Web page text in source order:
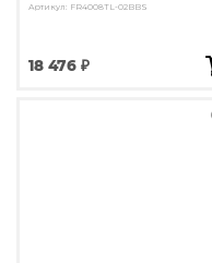
Артикул: FR4008TL-02BBS
18 476 ₽